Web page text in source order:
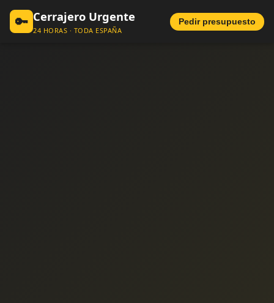
🔑 Cerrajero Urgente
24 HORAS · TODA ESPAÑA
Pedir presupuesto